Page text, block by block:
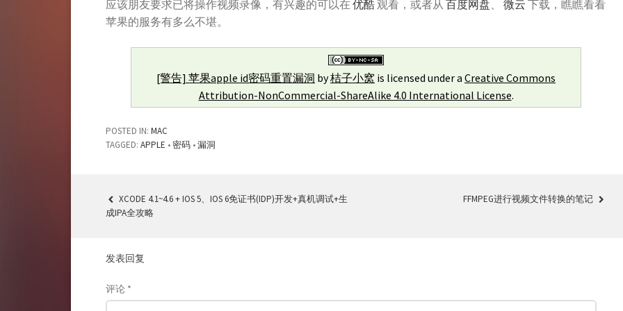
应该朋友要求已将操作视频录像，有兴趣的可以在 优酷观看，或者从 百度网盘、 微云 下载，瞧瞧看看
苹果的服务有多么不堪。
[警告] 苹果apple id密码重置漏洞 by桔子小窝 is licensed under a Creative Commons
Attribution-NonCommercial-ShareAlike 4.0 International License.
POSTED IN: MAC
TAGGED: APPLE • 密码 •漏洞
POST
XCODE 4.1~4.6 + IOS 5、IOS 6免证书(IDP)开发+真机调试+生
成IPA全攻略
FFMPEG进行视频文件转换的笔记
发表回复
评论 *